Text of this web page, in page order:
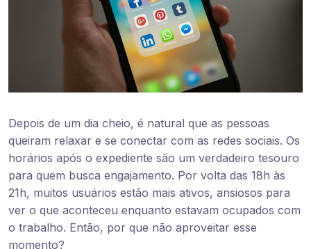
Depois de um dia cheio, é natural que as pessoas
queiram relaxar e se conectar com as redes sociais. Os
horários após o expediente são um verdadeiro tesouro
para quem busca engajamento. Por volta das 18h às
21h, muitos usuários estão mais ativos, ansiosos para
ver o que aconteceu enquanto estavam ocupados com
o trabalho. Então, por que não aproveitar esse
momento?